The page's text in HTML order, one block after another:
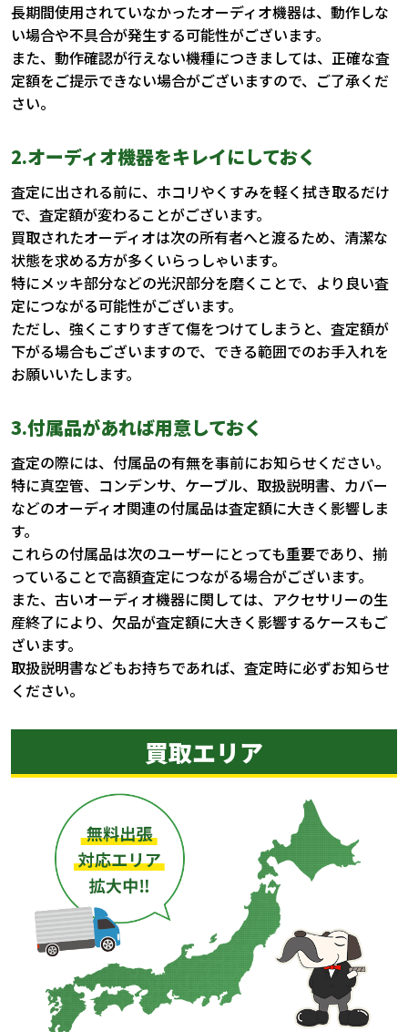
長期間使用されていなかったオーディオ機器は、動作しな
い場合や不具合が発生する可能性がございます。
また、動作確認が行えない機種につきましては、正確な査
定額をご提示できない場合がございますので、ご了承くだ
さい。
2.オーディオ機器をキレイにしておく
査定に出される前に、ホコリやくすみを軽く拭き取るだけ
で、査定額が変わることがございます。
買取されたオーディオは次の所有者へと渡るため、清潔な
状態を求める方が多くいらっしゃいます。
特にメッキ部分などの光沢部分を磨くことで、より良い査
定につながる可能性がございます。
ただし、強くこすりすぎて傷をつけてしまうと、査定額が
下がる場合もございますので、できる範囲でのお手入れを
お願いいたします。
3.付属品があれば用意しておく
査定の際には、付属品の有無を事前にお知らせください。
特に真空管、コンデンサ、ケーブル、取扱説明書、カバー
などのオーディオ関連の付属品は査定額に大きく影響しま
す。
これらの付属品は次のユーザーにとっても重要であり、揃
っていることで高額査定につながる場合がございます。
また、古いオーディオ機器に関しては、アクセサリーの生
産終了により、欠品が査定額に大きく影響するケースもご
ざいます。
取扱説明書などもお持ちであれば、査定時に必ずお知らせ
ください。
買取エリア